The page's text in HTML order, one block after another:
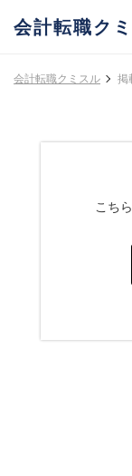
会計転職ク
会計転職クミスル 掲
こち